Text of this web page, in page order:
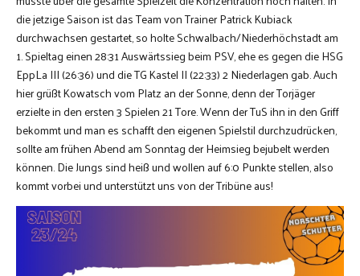
die jetzige Saison ist das Team von Trainer Patrick Kubiack
durchwachsen gestartet, so holte Schwalbach/Niederhöchstadt am
1. Spieltag einen 28:31 Auswärtssieg beim PSV, ehe es gegen die HSG
EppLa III (26:36) und die TG Kastel II (22:33) 2 Niederlagen gab. Auch
hier grüßt Kowatsch vom Platz an der Sonne, denn der Torjäger
erzielte in den ersten 3 Spielen 21 Tore. Wenn der TuS ihn in den Griff
bekommt und man es schafft den eigenen Spielstil durchzudrücken,
sollte am frühen Abend am Sonntag der Heimsieg bejubelt werden
können. Die Jungs sind heiß und wollen auf 6:0 Punkte stellen, also
kommt vorbei und unterstützt uns von der Tribüne aus!